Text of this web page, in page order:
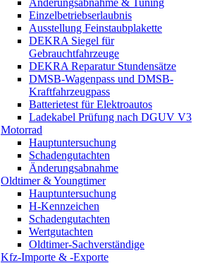
Einzelbetriebserlaubnis
Ausstellung Feinstaubplakette
DEKRA Siegel für
Gebrauchtfahrzeuge
DEKRA Reparatur Stundensätze
DMSB-Wagenpass und DMSB-
Kraftfahrzeugpass
Batterietest für Elektroautos
Ladekabel Prüfung nach DGUV V3
Motorrad
Hauptuntersuchung
Schadengutachten
Änderungsabnahme
Oldtimer & Youngtimer
Hauptuntersuchung
H-Kennzeichen
Schadengutachten
Wertgutachten
Oldtimer-Sachverständige
Kfz-Importe & -Exporte